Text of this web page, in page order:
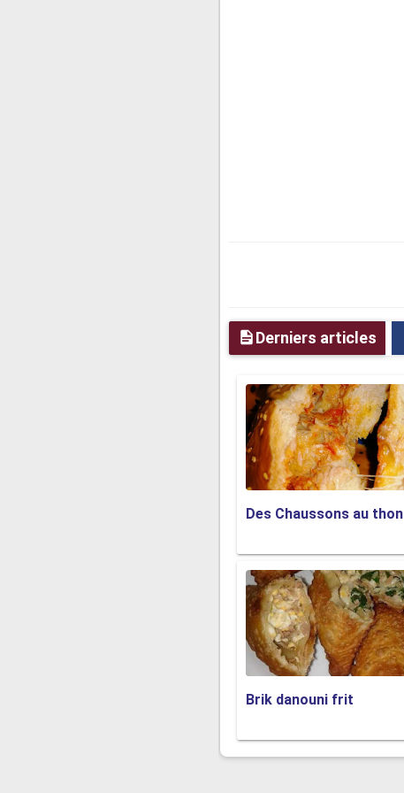
Derniers articles
Des Chaussons au thon
Brik danouni frit